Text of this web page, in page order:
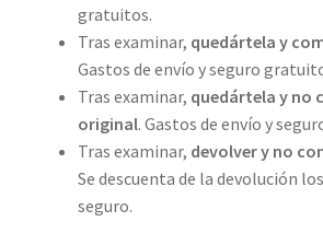
gratuitos.
Tras examinar, quedártela y
Gastos de envío y seguro
Tras examinar, quedártela y no
original. Gastos de envío y
Tras examinar, devolver y no
Se descuenta de la devolución
seguro.